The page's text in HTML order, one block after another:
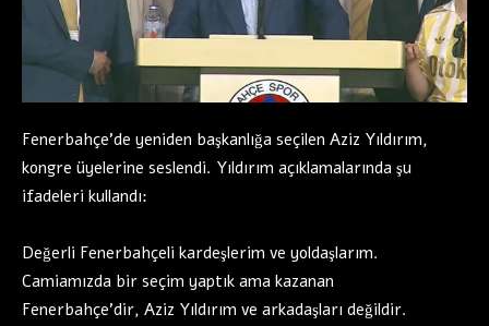
Fenerbahçe’de yeniden başkanlığa seçilen Aziz Yıldırım,
kongre üyelerine seslendi. Yıldırım açıklamalarında şu
ifadeleri kullandı:
Değerli Fenerbahçeli kardeşlerim ve yoldaşlarım.
Camiamızda bir seçim yaptık ama kazanan
Fenerbahçe’dir, Aziz Yıldırım ve arkadaşları değildir.